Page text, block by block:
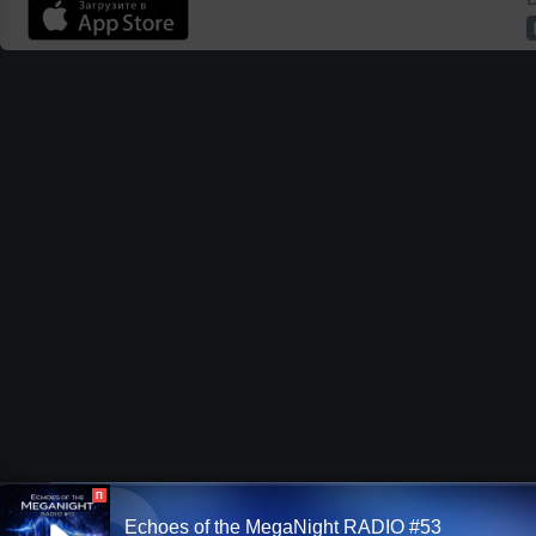
П
Echoes of the MegaNight RADIO #53